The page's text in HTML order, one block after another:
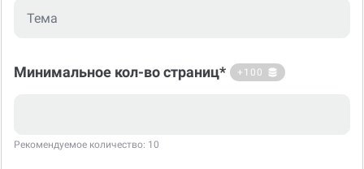
Минимальное кол-во страниц* +100
Рекомендуемое количество: 10